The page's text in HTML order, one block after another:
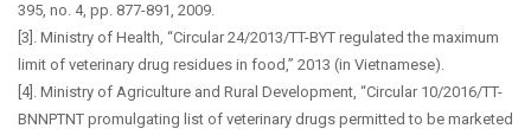
395, no. 4, pp. 877-891, 2009.
[3]. Ministry of Health, “Circular 24/2013/TT-BYT regulated the maximum
limit of veterinary drug residues in food,” 2013 (in Vietnamese).
[4]. Ministry of Agriculture and Rural Development, “Circular 10/2016/TT-
BNNPTNT promulgating list of veterinary drugs permitted to be marketed